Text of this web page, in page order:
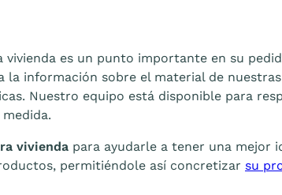
es un punto importante en su
la información sobre el material de
Nuestro equipo está disponible para
vivienda para ayudarle a tener una mejor
permitiéndole así concretizar su